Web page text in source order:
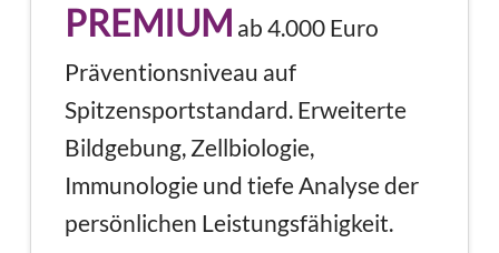
PREMIUM ab 4.000 Euro
Präventionsniveau auf
Spitzensportstandard. Erweiterte
Bildgebung, Zellbiologie,
Immunologie und tiefe Analyse der
persönlichen Leistungsfähigkeit.